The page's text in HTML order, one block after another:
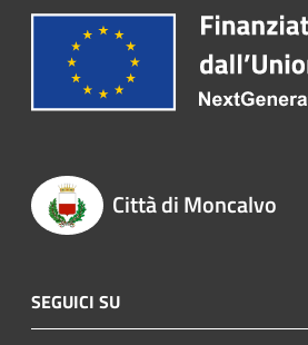
Città di Moncalvo
SEGUICI SU